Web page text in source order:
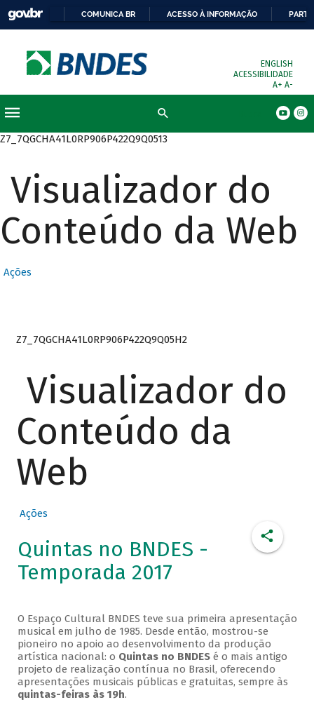
COMUNICA BR ACESSO À INFORMAÇÃO
ENGLISH
ACESSIBILIDADE
A+ A-
Z7_7QGCHA41L0RP906P422Q9Q0513
Visualizador do
Conteúdo da Web
Ações
Z7_7QGCHA41L0RP906P422Q9Q05H2
Visualizador do
Conteúdo da
Web
Ações
Quintas no BNDES -
Temporada 2017
O Espaço Cultural BNDES teve sua primeira apresentação
musical em julho de 1985. Desde então, mostrou-se
pioneiro no apoio ao desenvolvimento da produção
artística nacional: o Quintas no BNDESé o mais antigo
projeto de realização contínua no Brasil, oferecendo
apresentações musicais públicas e gratuitas, sempre às
quintas-feiras às 19h.